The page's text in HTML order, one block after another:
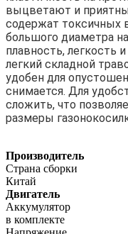
выцветают и
содержат токсичных
большого диаметра
плавность, легкость
легкий складной
удобен для
снимается. Для
сложить, что
размеры
Производитель
Страна сборки
Китай
Двигатель
Аккумулятор
в комплекте